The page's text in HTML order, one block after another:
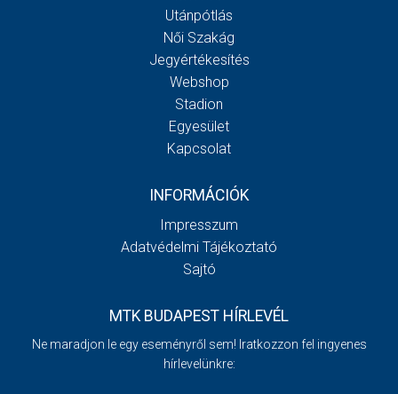
Utánpótlás
Női Szakág
Jegyértékesítés
Webshop
Stadion
Egyesület
Kapcsolat
INFORMÁCIÓK
Impresszum
Adatvédelmi Tájékoztató
Sajtó
MTK BUDAPEST HÍRLEVÉL
Ne maradjon le egy eseményről sem! Iratkozzon fel ingyenes
hírlevelünkre: